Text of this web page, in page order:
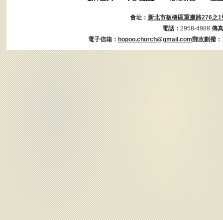
會址： 新北市板橋區重慶路276之1
電話： 2958-4988 傳
電子信箱： hopoo.church@gmail.com郵政劃撥：